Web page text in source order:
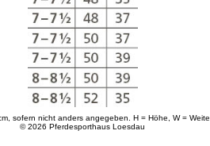
sofern nicht anders angegeben. H = Höhe, W = Weite.
© 2026 Pferdesporthaus Loesdau